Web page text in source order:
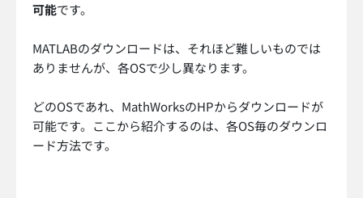
可能です。
MATLABのダウンロードは、それほど難しいものでは
ありませんが、各OSで少し異なります。
どのOSであれ、MathWorksのHPからダウンロードが
可能です。ここから紹介するのは、各OS毎のダウンロ
ード方法です。